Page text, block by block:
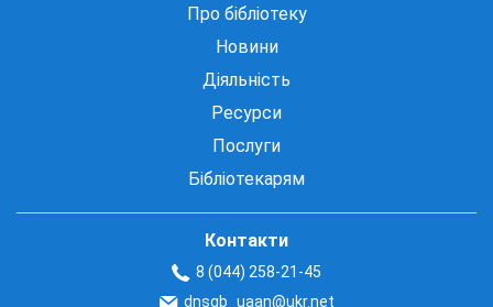
Про бібліотеку
Новини
Діяльність
Ресурси
Послуги
Бібліотекарям
Контакти
8 (044) 258-21-45
dnsgb_uaan@ukr.net